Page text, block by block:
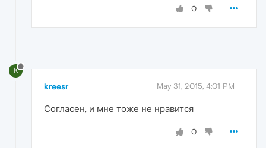
0
K
kreesr May 31, 2015, 4:01 PM
Согласен, и мне тоже не нравится
0